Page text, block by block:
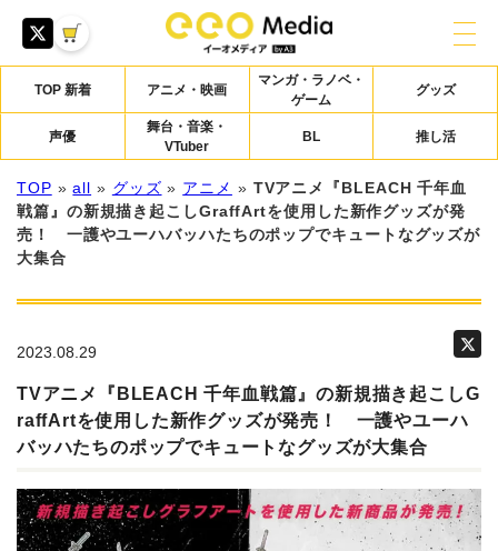
TOP 新着 アニメ・映画
マンガ・ラノベ・
ゲーム
グッズ
声優
舞台・音楽・
VTuber
BL 推し活
TOP »all » グッズ » アニメ » TVアニメ『BLEACH 千年血
戦篇』の新規描き起こしGraffArtを使用した新作グッズが発
売！ 一護やユーハバッハたちのポップでキュートなグッズが
大集合
2023.08.29
TVアニメ『BLEACH 千年血戦篇』の新規描き起こしG
raffArtを使用した新作グッズが発売！ 一護やユーハ
バッハたちのポップでキュートなグッズが大集合